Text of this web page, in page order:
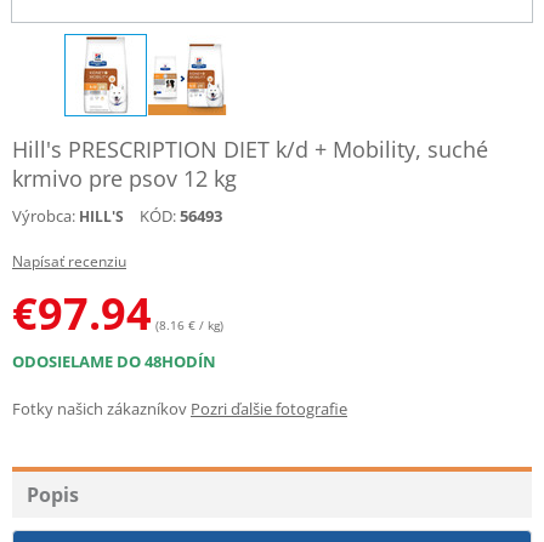
Hill's PRESCRIPTION DIET k/d + Mobility, suché
krmivo pre psov 12 kg
Výrobca: HILL'S KÓD:56493
Napísať recenziu
€97.94 (8.16 € / kg)
ODOSIELAME DO 48HODÍN
Fotky našich zákazníkov Pozri ďalšie fotografie
Popis